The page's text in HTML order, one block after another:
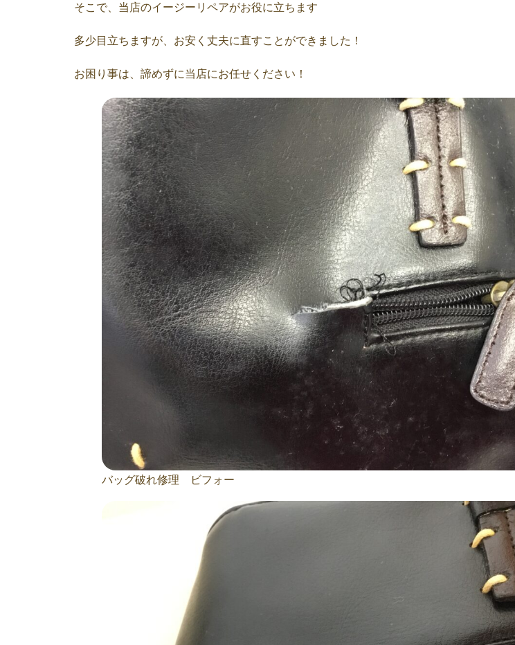
そこで、当店のイージーリペアがお役に立ちます
多少目立ちますが、お安く丈夫に直すことができました！
お困り事は、諦めずに当店にお任せください！
バッグ破れ修理 ビフォー